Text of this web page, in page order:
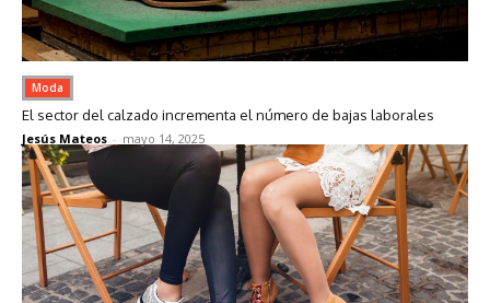
Moda
El sector del calzado incrementa el número de bajas laborales
Jesús Mateos - mayo 14, 2025